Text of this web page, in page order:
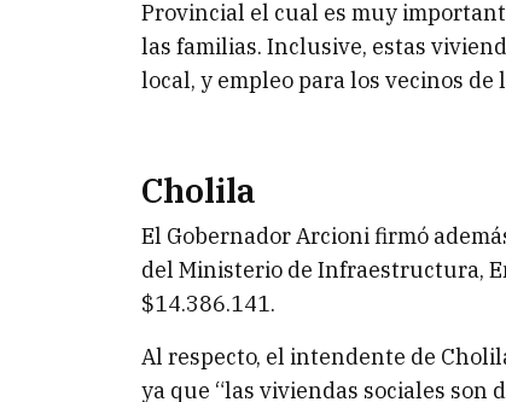
Provincial el cual es muy
las familias. Inclusive, estas
local, y empleo para los vecinos de
Cholila
El Gobernador Arcioni firmó
del Ministerio de Infraestructura,
$14.386.141.
Al respecto, el intendente de
ya que “las viviendas sociales son